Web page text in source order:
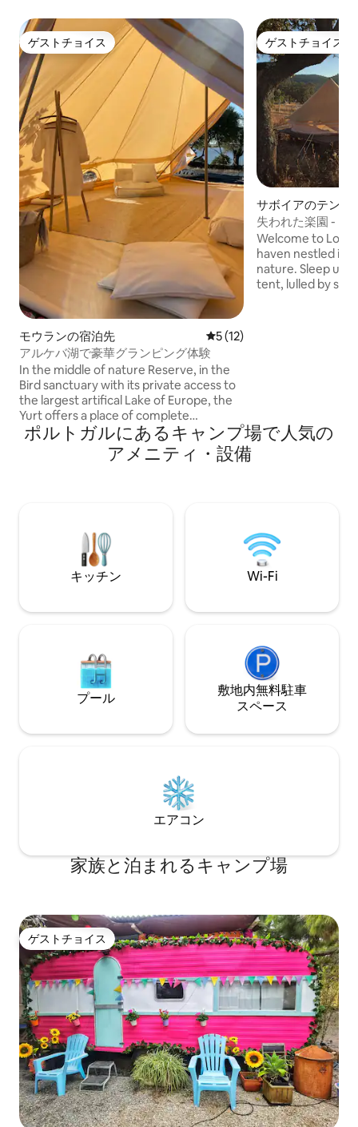
ゲストチョイス
ゲストチョイス
モウランの宿泊先 レビュー12件、5つ星中5つ
5 (12)
アルケバ湖で豪華グランピング体験
In the middle of nature Reserve, in the
Bird sanctuary with its private access to
the largest artifical Lake of Europe, the
Yurt offers a place of complete
relaxation. At night you will be
enchanted by one of the clearest starry
Skis in Europe. You have fantastic Views
well as shopping facilities and a weekly
ゲストチョイス
ゲストチョイス
サボイアのテント
失われた楽園 - 自
ント | フィゲイラ
Welcome to Lost
haven nestled in
nature. Sleep
tent, lulled by
ポルトガルにあるキャンプ場で人気の
アメニティ・設備
キッチン Wi-Fi
プール
敷地内無料駐⁠車
ス⁠ペ⁠ー⁠ス
エアコン
家族と泊まれるキャンプ場
ゲストチョイス
ゲストチョイス